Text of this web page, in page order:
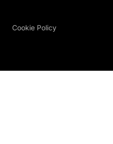
Cookie Policy